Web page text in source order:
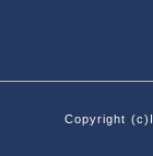
Copyright